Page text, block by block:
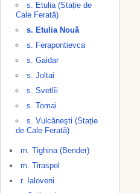
s. Etulia (Stație de
Cale Ferată)
s. Etulia Nouă
s. Ferapontievca
s. Gaidar
s. Joltai
s. Svetlîi
s. Tomai
s. Vulcăneşti (Stație
de Cale Ferată)
m. Tighina (Bender)
m. Tiraspol
r. Ialoveni